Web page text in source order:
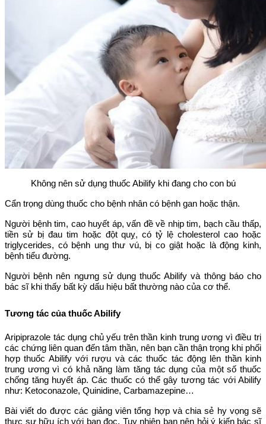
Không nên sử dụng thuốc Abilify khi đang cho con bú
Cẩn trọng dùng thuốc cho bệnh nhân có bệnh gan hoặc thận.
Người bệnh tim, cao huyết áp, vấn đề về nhịp tim, bạch cầu thấp,
tiền sử bị đau tim hoặc đột quỵ, có tỷ lệ cholesterol cao hoặc
triglycerides, có bệnh ung thư vú, bị co giật hoặc là động kinh,
bệnh tiểu đường.
Người bệnh nên ngưng sử dụng thuốc Abilify và thông báo cho
bác sĩ khi thấy bất kỳ dấu hiệu bất thường nào của cơ thể.
Tương tác của thuốc Abilify
Aripiprazole tác dụng chủ yếu trên thần kinh trung ương vì điều trị
các chứng liên quan đến tâm thần, nên bạn cần thận trọng khi phối
hợp thuốc Abilify với rượu và các thuốc tác động lên thần kinh
trung ương vì có khả năng làm tăng tác dụng của một số thuốc
chống tăng huyết áp. Các thuốc có thể gây tương tác với Abilify
như: Ketoconazole, Quinidine, Carbamazepine…
Bài viết do được các giảng viên tổng hợp và chia sẻ hy vọng sẽ
thực sự hữu ích với bạn đọc. Tuy nhiên bạn nên hỏi ý kiến bác sĩ